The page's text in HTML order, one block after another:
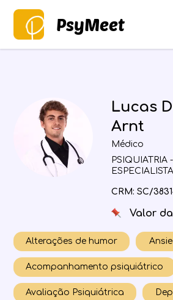
PsyMeet
Lucas
Arnt
Médico
PSIQUIATRIA
ESPECIALISTA
CRM: SC/
Valor
Alterações de humor
Acompanhamento psiquiátrico
Avaliação Psiquiátrica